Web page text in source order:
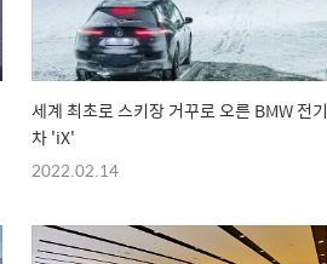
세계 최초로 스키장 거꾸로 오른 BMW 전기
차 'iX'
2022.02.14